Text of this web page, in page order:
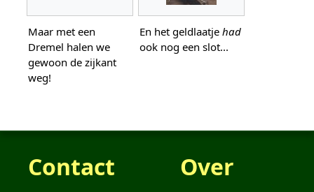
Maar met een
Dremel halen we
gewoon de zijkant
weg!
En het geldlaatje had
ook nog een slot...
Contact Over